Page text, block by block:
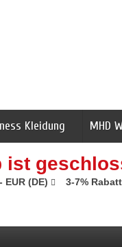
Kleidung MHD
ist
(DE) 3-7%